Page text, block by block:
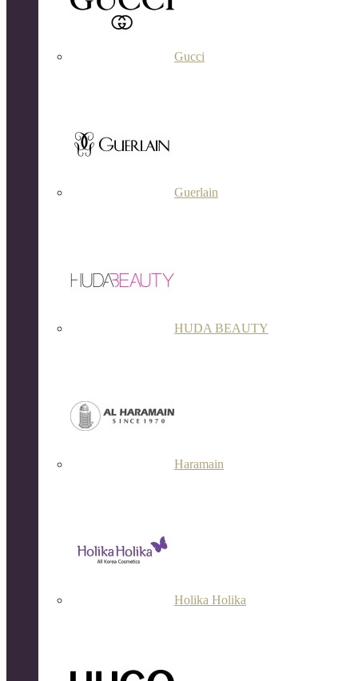
Gucci
Guerlain
HUDA BEAUTY
Haramain
Holika Holika